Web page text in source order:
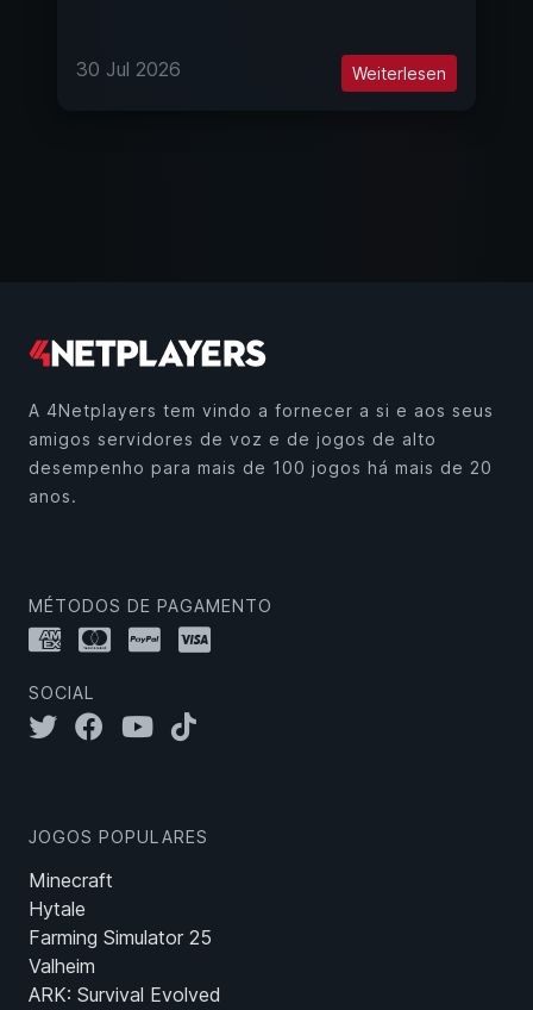
30 Jul 2026 Weiterlesen
A 4Netplayers tem vindo a fornecer a si e aos seus
amigos servidores de voz e de jogos de alto
desempenho para mais de 100 jogos há mais de 20
anos.
MÉTODOS DE PAGAMENTO
SOCIAL
JOGOS POPULARES
Minecraft
Hytale
Farming Simulator 25
Valheim
ARK: Survival Evolved